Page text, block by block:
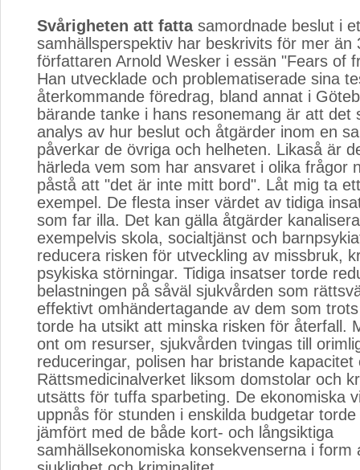
Svårigheten att fattasamordnade beslut i
samhällsperspektiv har beskrivits för mer än
författaren Arnold Wesker i essän "Fears of
Han utvecklade och problematiserade sina
återkommande föredrag, bland annat i
bärande tanke i hans resonemang är att det
analys av hur beslut och åtgärder inom en
påverkar de övriga och helheten. Likaså är
härleda vem som har ansvaret i olika frågor
påstå att "det är inte mitt bord". Låt mig ta
exempel. De flesta inser värdet av tidiga
som far illa. Det kan gälla åtgärder
exempelvis skola, socialtjänst och
reducera risken för utveckling av missbruk,
psykiska störningar. Tidiga insatser torde
belastningen på såväl sjukvården som
effektivt omhändertagande av dem som
torde ha utsikt att minska risken för återfall.
ont om resurser, sjukvården tvingas till
reduceringar, polisen har bristande kapacitet
Rättsmedicinalverket liksom domstolar och
utsätts för tuffa sparbeting. De ekonomiska
uppnås för stunden i enskilda budgetar
jämfört med de både kort- och långsiktiga
samhällsekonomiska konsekvenserna i form